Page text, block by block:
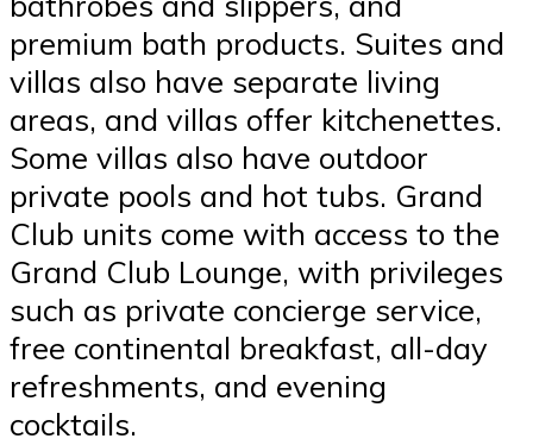
premium bath products. Suites and
villas also have separate living
areas, and villas offer kitchenettes.
Some villas also have outdoor
private pools and hot tubs. Grand
Club units come with access to the
Grand Club Lounge, with privileges
such as private concierge service,
free continental breakfast, all-day
refreshments, and evening
cocktails.